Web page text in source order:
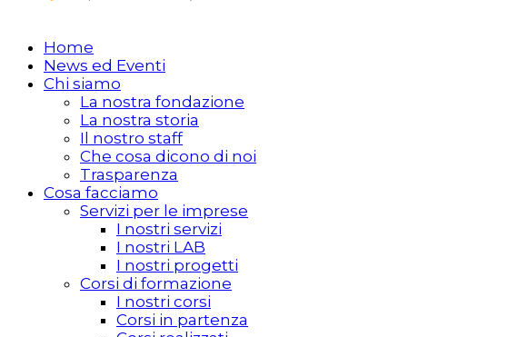
Home
News ed Eventi
Chi siamo
La nostra fondazione
La nostra storia
Il nostro staff
Che cosa dicono di noi
Trasparenza
Cosa facciamo
Servizi per le imprese
I nostri servizi
I nostri LAB
I nostri progetti
Corsi di formazione
I nostri corsi
Corsi in partenza